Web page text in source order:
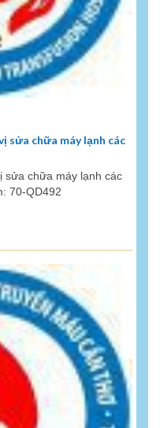
sửa chữa máy lạnh các
sửa chữa máy lạnh các
70-QD492